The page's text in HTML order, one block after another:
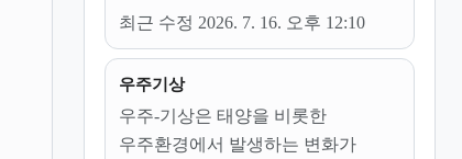
최근 수정 2026. 7. 16. 오후 12:10
우주기상
우주-기상은 태양을 비롯한
우주환경에서 발생하는 변화가